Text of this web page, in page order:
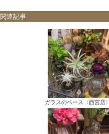
関連記事
ガラスのベース〈西宮店〉